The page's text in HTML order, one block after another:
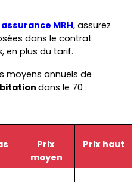
assurance MRH, assurez
dans le contrat
en plus du tarif.
dans le 70 :
Prix
moyen
Prix haut